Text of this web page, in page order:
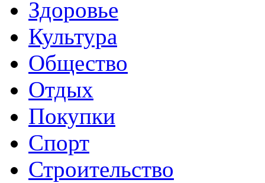
Здоровье
Культура
Общество
Отдых
Покупки
Спорт
Строительство